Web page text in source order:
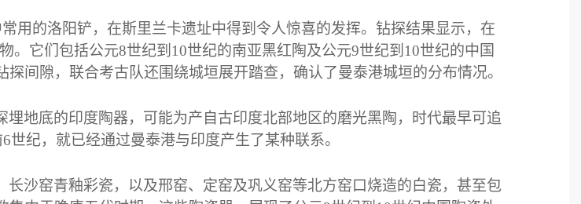
用的洛阳铲，在斯里兰卡遗址中得到令人惊喜的发挥。钻探结果显示，在
。它们包括公元8世纪到 10世纪的南亚黑红陶及公元9世纪到 10世纪的中国
间隙，联合考古队还围绕城垣展开踏查，确认了曼泰港城垣的分布情况。
地底的印度陶器，可能为产自古印度北部地区的磨光黑陶，时代最早可追
6世纪，就已经通过曼泰港与印度产生了某种联系。
沙窑青釉彩瓷，以及邢窑、定窑及巩义窑等北方窑口烧造的白瓷，甚至包